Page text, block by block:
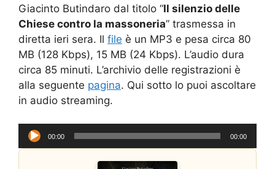
Giacinto Butindaro dal titolo “Il silenzio delle
Chiese contro la massoneria” trasmessa in
diretta ieri sera. Il file è un MP3 e pesa circa 80
MB (128 Kbps), 15 MB (24 Kbps). L’audio dura
circa 85 minuti. L’archivio delle registrazioni è
alla seguente pagina. Qui sotto lo puoi ascoltare
in audio streaming.
Audio
Player
00:00 00:00